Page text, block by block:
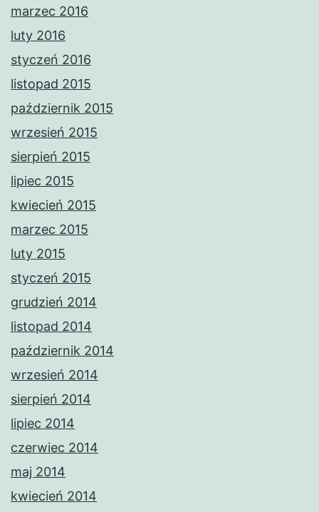
marzec 2016
luty 2016
styczeń 2016
listopad 2015
październik 2015
wrzesień 2015
sierpień 2015
lipiec 2015
kwiecień 2015
marzec 2015
luty 2015
styczeń 2015
grudzień 2014
listopad 2014
październik 2014
wrzesień 2014
sierpień 2014
lipiec 2014
czerwiec 2014
maj 2014
kwiecień 2014